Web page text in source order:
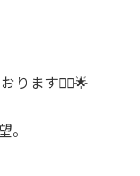
ります🙇‍♂️🌟